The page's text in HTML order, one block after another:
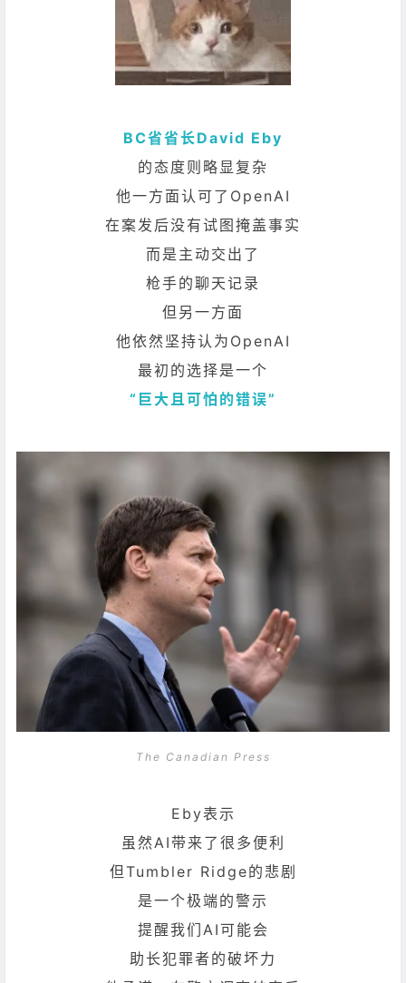
BC省省长David Eby
的态度则略显复杂
他一方面认可了OpenAI
在案发后没有试图掩盖事实
而是主动交出了
枪手的聊天记录
但另一方面
他依然坚持认为OpenAI
最初的选择是一个
“巨大且可怕的错误”
The Canadian Press
Eby表示
虽然AI带来了很多便利
但Tumbler Ridge的悲剧
是一个极端的警示
提醒我们AI可能会
助长犯罪者的破坏力